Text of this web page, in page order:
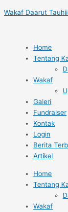
ke
Wakaf Daarut
Home
Tentang
Wakaf
Galeri
Fundraiser
Kontak
Login
Berita
Artikel
Home
Tentang
Wakaf
navigation